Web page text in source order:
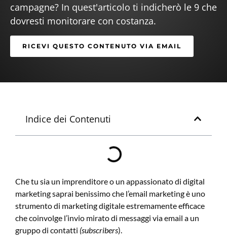
campagne? In quest'articolo ti indicherò le 9 che
dovresti monitorare con costanza.
RICEVI QUESTO CONTENUTO VIA EMAIL
Indice dei Contenuti
Che tu sia un imprenditore o un appassionato di digital
marketing saprai benissimo che l’email marketing è uno
strumento di marketing digitale estremamente efficace
che coinvolge l’invio mirato di messaggi via email a un
gruppo di contatti (subscribers).